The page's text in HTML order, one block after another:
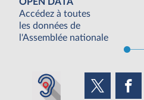
Accédez à toutes
les données de
l'Assemblée nationale